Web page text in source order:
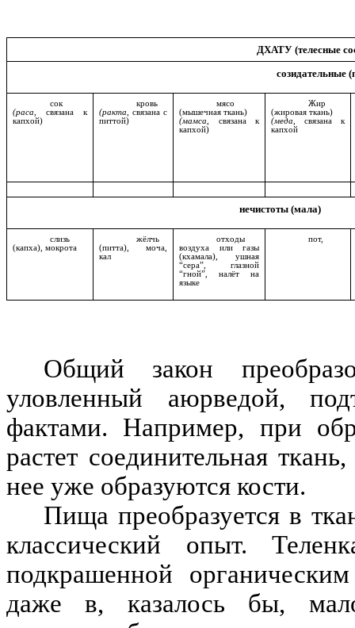
ДХАТУ (телесные
созидательные
сок
(раса
, связана к
капхой)
кровь
(ракта
, связана с
питтой)
мясо
(мышечная ткань)
(мамса
, связана к
капхой)
Жир
(жировая ткань)
(меда
, связана к
капхой
нечистоты (мала)
слизь
(капха), мокрота
жёлчь
(питта), моча,
кал
отходы
воздуха или газы
(кхамала), ушная
“сера”, глазной
“гной”, налёт на
языке
пот,
Общий закон
уловленный аюрведой,
фактами. Например, при
растет соединительная
нее уже образуются кости.
Пища преобразуется в
классический опыт.
подкрашенной
даже в, казалось бы,